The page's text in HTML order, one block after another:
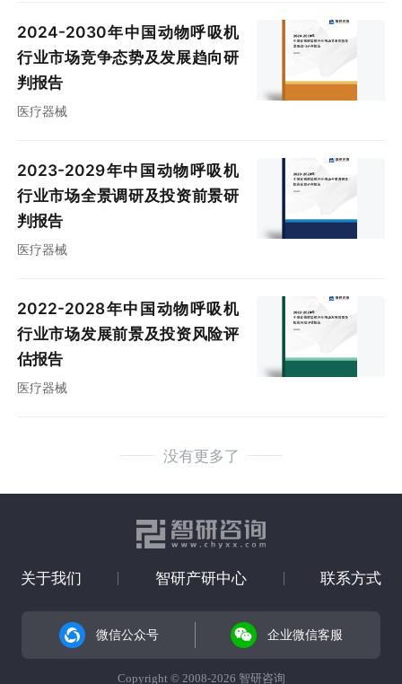
2024-2030年中国动物呼吸机
行业市场竞争态势及发展趋向研
判报告
医疗器械
2023-2029年中国动物呼吸机
行业市场全景调研及投资前景研
判报告
医疗器械
2022-2028年中国动物呼吸机
行业市场发展前景及投资风险评
估报告
医疗器械
没有更多了
关于我们 智研产研中心 联系方式
微信公众号 企业微信客服
Copyright © 2008-2026 智研咨询